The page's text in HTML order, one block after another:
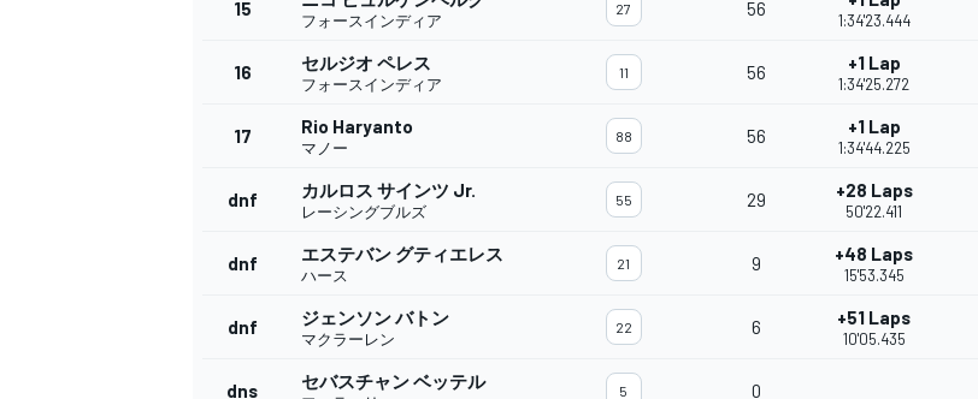
15
フォースインディア
27 56
1:34'23.444
16 セルジオ ペレス
フォースインディア
11 56 +1 Lap
1:34'25.272
17 Rio Haryanto
マノー
88 56 +1 Lap
1:34'44.225
dnf カルロス サインツ Jr.
レーシングブルズ
55 29 +28 Laps
50'22.411
dnf エステバン グティエレス
ハース
21 9 +48 Laps
15'53.345
dnf ジェンソン バトン
マクラーレン
22 6 +51 Laps
10'05.435
dns セバスチャン ベッテル 5 0